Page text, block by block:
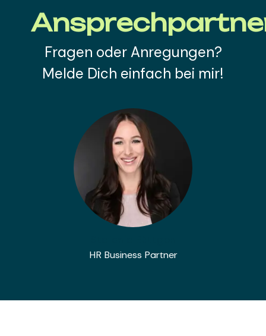
Fragen oder Anregungen?
Melde Dich einfach bei mir!
HR Business Partner